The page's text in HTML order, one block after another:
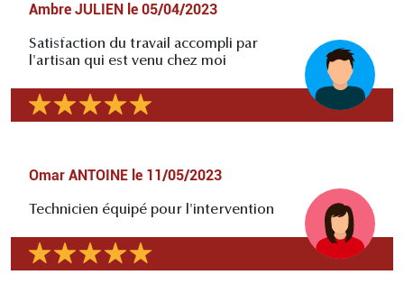
Ambre JULIEN le 05/04/2023
Satisfaction du travail accompli par
l'artisan qui est venu chez moi
Omar ANTOINE le 11/05/2023
Technicien équipé pour l'intervention